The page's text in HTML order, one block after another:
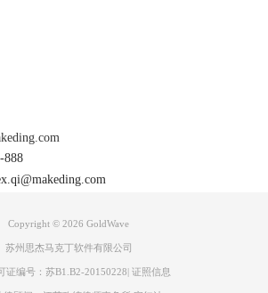
：在文件中找到另存为的选项
888
Copyright © 2026 GoldWave
苏州思杰马克丁软件有限公司
证编号：苏B1.B2-20150228| 证照信息